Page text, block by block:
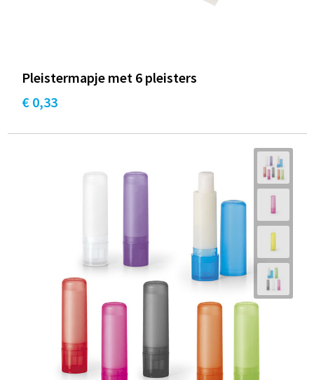
Pleistermapje met 6 pleisters
€ 0,33